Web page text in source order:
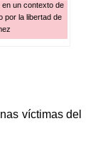
un contexto de
por la libertad de
víctimas del